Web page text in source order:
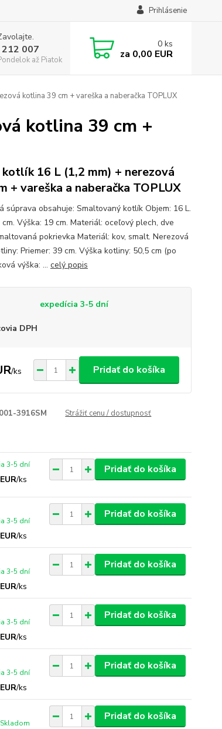
Prihlásenie
007
až Piatok
0 ks
za 0,00 EUR
kotlina 39 cm + vareška a naberačka TOPLUX
kotlina 39 cm +
16 L (1,2 mm) + nerezová
+ vareška a naberačka TOPLUX
súprava obsahuje: Smaltovaný kotlík Objem: 16 L.
Výška: 19 cm. Materiál: oceľový plech, dve
pokrievka Materiál: kov, smalt. Nerezová
Priemer: 39 cm. Výška kotliny: 50,5 cm (po
výška: ... celý popis
expedícia 3-5 dní
DPH
/ks Pridať do košíka
3916SM Strážiť cenu / dostupnosť
/ks
3-5 dní Pridať do košíka
/ks
3-5 dní
Pridať do košíka
/ks
3-5 dní
Pridať do košíka
/ks
3-5 dní
Pridať do košíka
/ks
3-5 dní
Pridať do košíka
Skladom
Pridať do košíka